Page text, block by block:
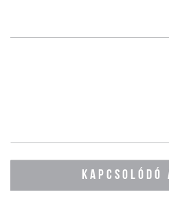
KAPCSOLÓDÓ